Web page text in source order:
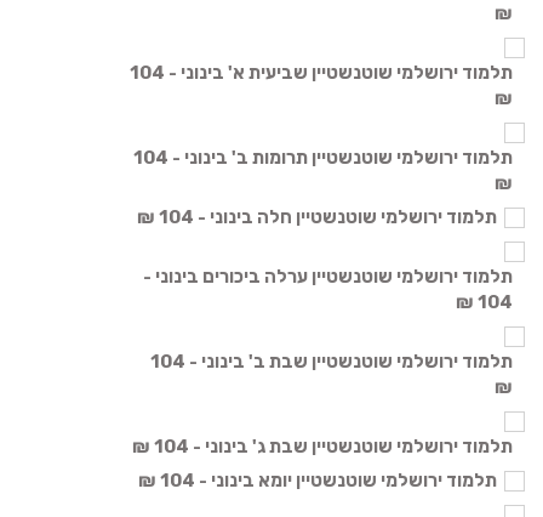
₪
תלמוד ירושלמי שוטנשטיין שביעית א' בינוני - 104
₪
תלמוד ירושלמי שוטנשטיין תרומות ב' בינוני - 104
₪
תלמוד ירושלמי שוטנשטיין חלה בינוני - 104 ₪
תלמוד ירושלמי שוטנשטיין ערלה ביכורים בינוני -
104 ₪
תלמוד ירושלמי שוטנשטיין שבת ב' בינוני - 104
₪
תלמוד ירושלמי שוטנשטיין שבת ג' בינוני - 104 ₪
תלמוד ירושלמי שוטנשטיין יומא בינוני - 104 ₪